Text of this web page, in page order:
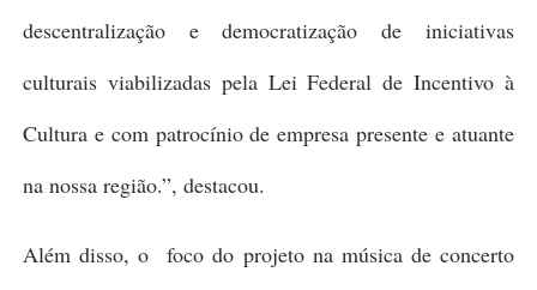
descentralização e democratização de iniciativas
culturais viabilizadas pela Lei Federal de Incentivo à
Cultura e com patrocínio de empresa presente e atuante
na nossa região.”, destacou.
Além disso, o foco do projeto na música de concerto